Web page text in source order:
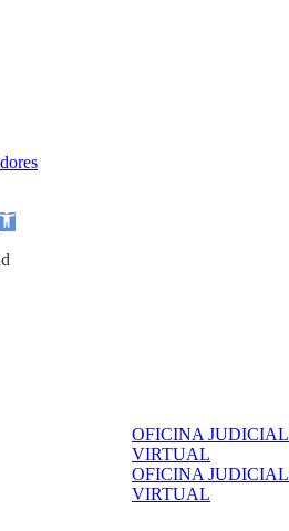
OFICINA JUDICIAL
VIRTUAL
OFICINA JUDICIAL
VIRTUAL